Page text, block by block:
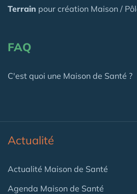
Terrain pour création Maison /
FAQ
C'est quoi une Maison de Santé ?
Actualité
Actualité Maison de Santé
Agenda Maison de Santé